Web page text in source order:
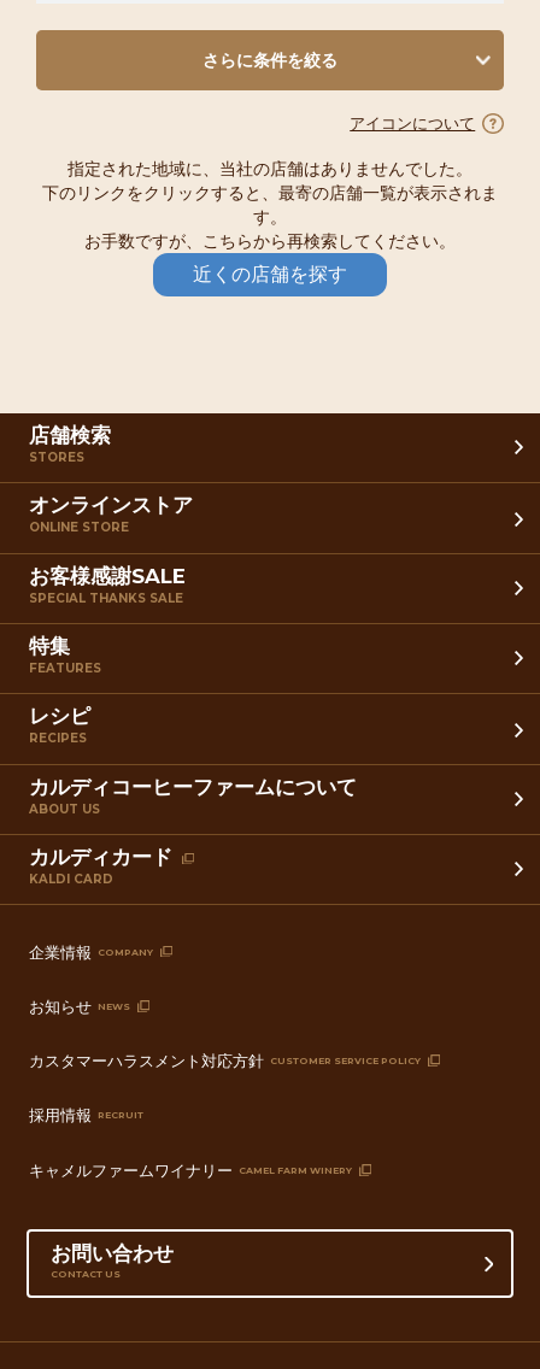
さらに条件を絞る
アイコンについて
指定された地域に、当社の店舗はありませんでした。
下のリンクをクリックすると、最寄の店舗一覧が表示されま
す。
お手数ですが、こちらから再検索してください。
近くの店舗を探す
店舗検索
STORES
オンラインストア
ONLINE STORE
お客様感謝SALE
SPECIAL THANKS SALE
特集
FEATURES
レシピ
RECIPES
カルディコーヒーファームについて
ABOUT US
カルディカード
KALDI CARD
企業情報 COMPANY
お知らせ NEWS
カスタマーハラスメント対応方針 CUSTOMER SERVICE POLICY
採用情報 RECRUIT
キャメルファームワイナリー CAMEL FARM WINERY
お問い合わせ
CONTACT US